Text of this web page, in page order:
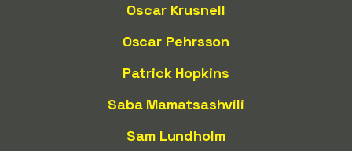
Oscar Krusnell
Oscar Pehrsson
Patrick Hopkins
Saba Mamatsashvili
Sam Lundholm